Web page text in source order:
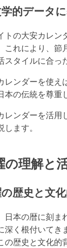
的データ
トの大安カレン
これにより、節
スタイルに合っ
レンダーを使え
本の伝統を尊重
レンダーを活用
します。
の理解と
歴史と文
日本の暦に刻ま
深く根付いてき
の歴史と文化的